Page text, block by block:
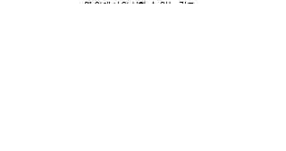
웹 안에서 안심할 수 없는 링크...